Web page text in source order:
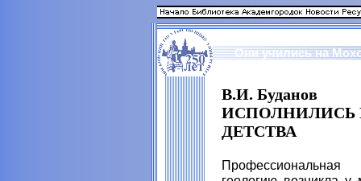
Они учились на
В.И. Буданов
ИСПОЛНИЛИСЬ
ДЕТСТВА